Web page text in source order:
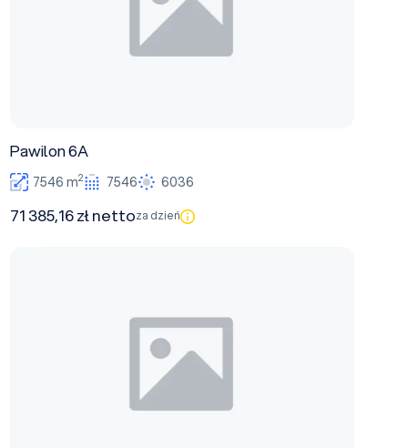
Pawilon 6A
7546 m2 7546 6036
71 385,16 zł nettoza dzień